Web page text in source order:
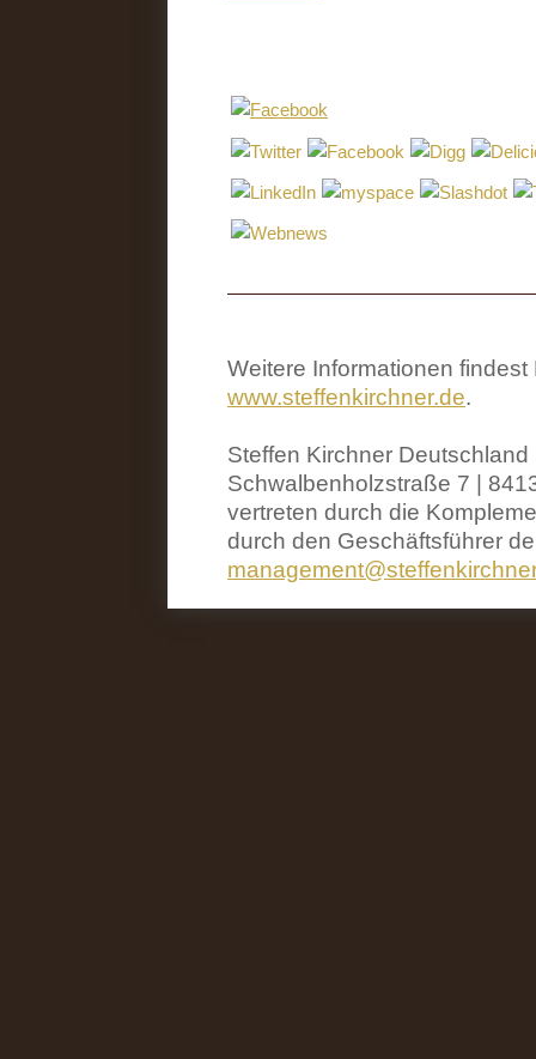
Weitere Informationen
www.steffenkirchner.de.
Steffen Kirchner
Schwalbenholzstraße 7 |
vertreten durch die
durch den Geschäftsführer